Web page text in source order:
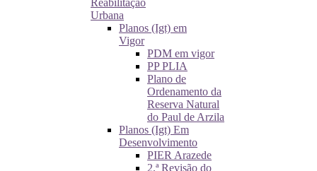
Reabilitação
Urbana
Planos (Igt) em
Vigor
PDM em vigor
PP PLIA
Plano de
Ordenamento da
Reserva Natural
do Paul de Arzila
Planos (Igt) Em
Desenvolvimento
PIER Arazede
2.ª Revisão do